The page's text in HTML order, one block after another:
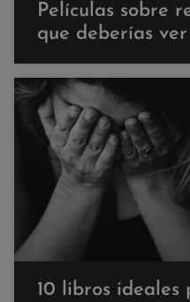
Películas sobre
que deberías
10 libros ideales